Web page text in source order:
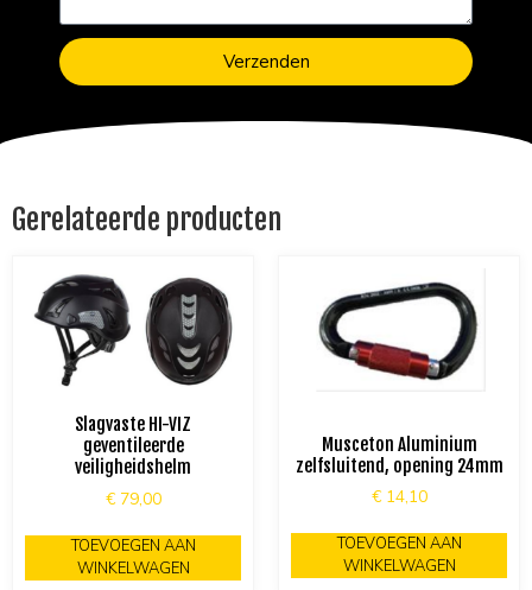
Verzenden
Gerelateerde producten
Slagvaste HI-VIZ
geventileerde
veiligheidshelm
€79,00
TOEVOEGEN AAN
WINKELWAGEN
Musceton Aluminium
zelfsluitend, opening 24mm
€14,10
TOEVOEGEN AAN
WINKELWAGEN